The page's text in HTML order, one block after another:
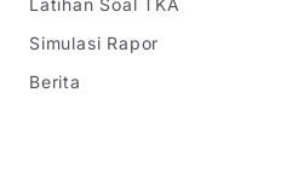
Latihan Soal TKA
Simulasi Rapor
Berita